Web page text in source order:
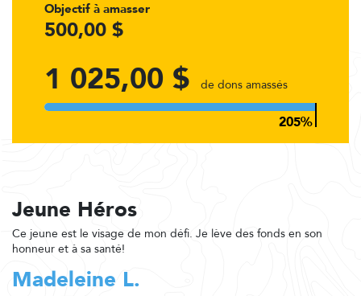
Objectif à amasser
500,00 $
1 025,00 $ de dons amassés
Jeune Héros
Ce jeune est le visage de mon défi. Je lève des fonds en son
honneur et à sa santé!
Madeleine L.